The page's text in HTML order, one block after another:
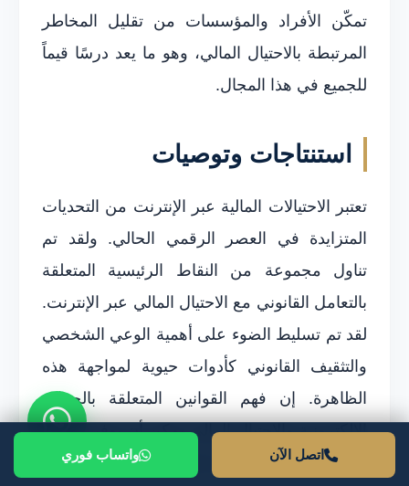
تمكّن الأفراد والمؤسسات من تقليل المخاطر
المرتبطة بالاحتيال المالي، وهو ما يعد درسًا قيماً
للجميع في هذا المجال.
استنتاجات وتوصيات
تعتبر الاحتيالات المالية عبر الإنترنت من التحديات
المتزايدة في العصر الرقمي الحالي. ولقد تم
تناول مجموعة من النقاط الرئيسية المتعلقة
بالتعامل القانوني مع الاحتيال المالي عبر الإنترنت.
لقد تم تسليط الضوء على أهمية الوعي الشخصي
والتثقيف القانوني كأدوات حيوية لمواجهة هذه
الظاهرة. إن فهم القوانين المتعلقة بالجرائم
الإلكترونية والاحتيال المالي يمكن أن يوفر للأفراد
الأساس القانوني اللازم لحماية أنفسهم.</p>
اتصل الآن واتساب فوري